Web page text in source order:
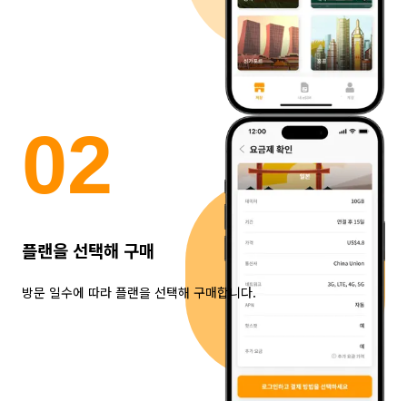
02
플랜을 선택해 구매
방문 일수에 따라 플랜을 선택해 구매합니다.